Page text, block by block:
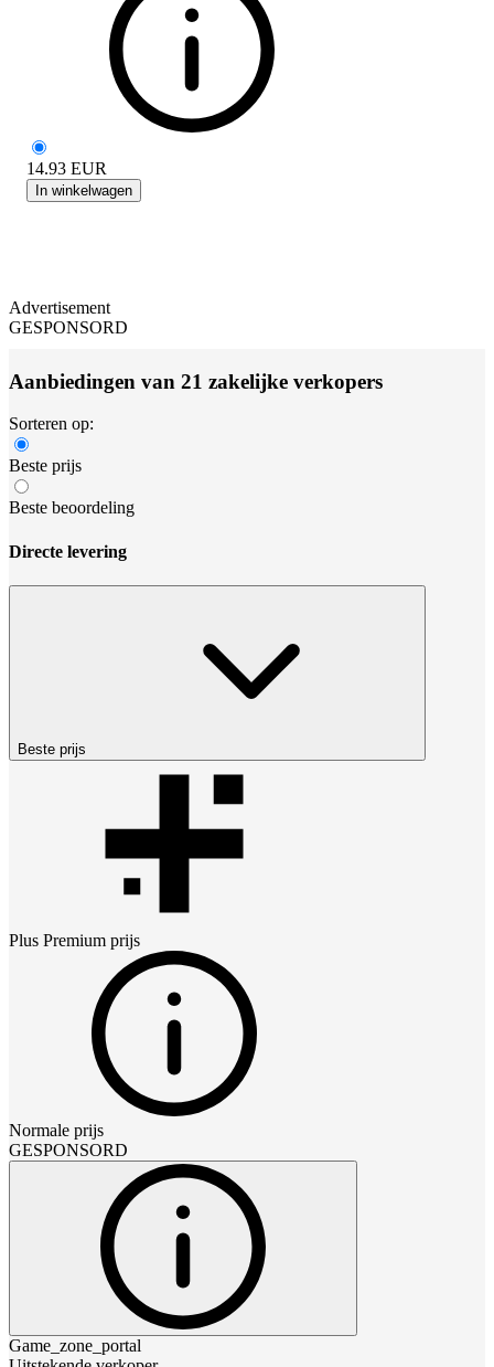
14.93 EUR
In winkelwagen
Advertisement
GESPONSORD
Aanbiedingen van 21 zakelijke verkopers
Sorteren op:
Beste prijs
Beste beoordeling
Directe levering
Beste prijs
Plus Premium prijs
Normale prijs
GESPONSORD
Game_zone_portal